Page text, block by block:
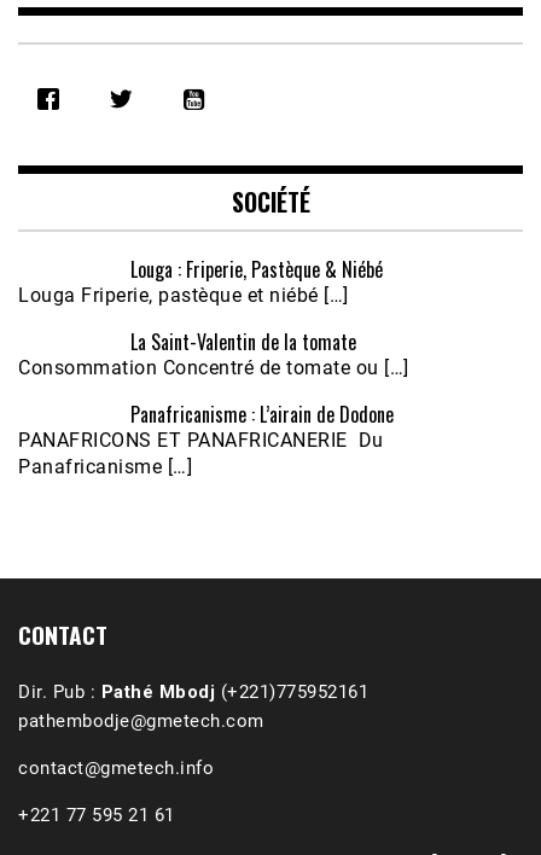
RSS FEED
EMBED
Feb 16, 2021 • 28:08
Écoutez le parcours de Claudiane Kapia
Nobana (Podologue)
Feb 24, 2021 • 28mn
SOCIÉTÉ
Louga : Friperie, Pastèque & Niébé
Louga Friperie, pastèque et niébé […]
La Saint-Valentin de la tomate
Consommation Concentré de tomate ou […]
Panafricanisme : L’airain de Dodone
PANAFRICONS ET PANAFRICANERIE Du
Panafricanisme […]
CONTACT
Dir. Pub : Pathé Mbodj (+221)775952161
pathembodje@gmetech.com
contact@gmetech.info
+221 77 595 21 61